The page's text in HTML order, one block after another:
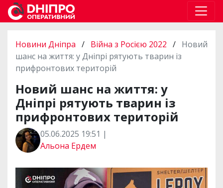
Новини Дніпра / Війна з Росією 2022 / Новий
шанс на життя: у Дніпрі рятують тварин із
прифронтових територій
Новий шанс на життя: у
Дніпрі рятують тварин із
прифронтових територій
05.06.2025 19:51 |
Альона Ердем